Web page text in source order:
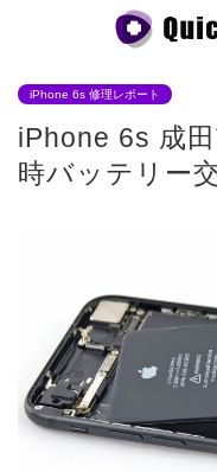
iPhone 6s 修理レポート
iPhone 6s 成
時バッテリー